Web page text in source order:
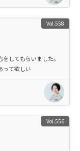
Vol.558
してもらいました。
って欲しい
Vol.556